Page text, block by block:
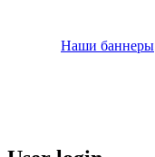
Наши баннеры